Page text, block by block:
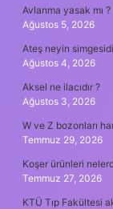
Avlanma yasak mı ?
Ağustos 5, 2026
Ateş neyin
Ağustos 4, 2026
Aksel ne ilacıdır ?
Ağustos 3, 2026
W ve Z bozonları
Temmuz 29, 2026
Koşer ürünleri
Temmuz 27, 2026
KTÜ Tıp Fakültesi